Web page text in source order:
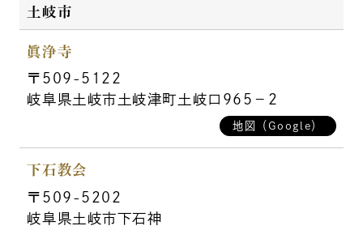
土岐市
眞浄寺
〒509-5122
岐阜県土岐市土岐津町土岐口965－2
地図（Google）
下石教会
〒509-5202
岐阜県土岐市下石神